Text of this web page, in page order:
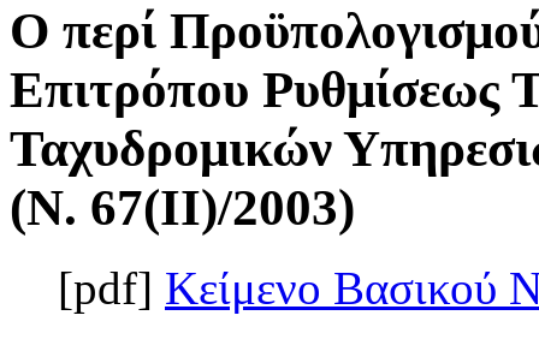
Ο περί
Επιτρόπου Ρυθμίσεως
Ταχυδρομικών
(Ν. 67(II)/2003)
[pdf] Κείμενο Βασικού